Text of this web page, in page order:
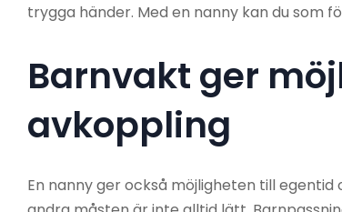
trygga händer. Med en nanny kan du som
Barnvakt ger
avkoppling
En nanny ger också möjligheten till